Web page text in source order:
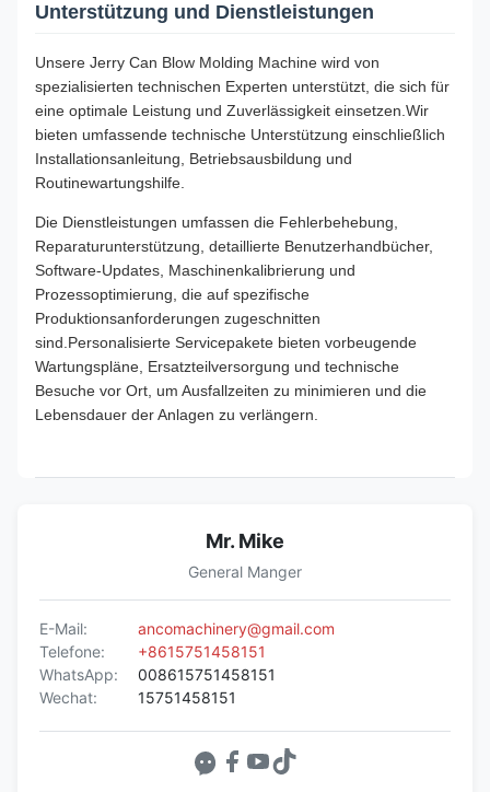
Unterstützung und Dienstleistungen
Unsere Jerry Can Blow Molding Machine wird von
spezialisierten technischen Experten unterstützt, die sich für
eine optimale Leistung und Zuverlässigkeit einsetzen.Wir
bieten umfassende technische Unterstützung einschließlich
Installationsanleitung, Betriebsausbildung und
Routinewartungshilfe.
Die Dienstleistungen umfassen die Fehlerbehebung,
Reparaturunterstützung, detaillierte Benutzerhandbücher,
Software-Updates, Maschinenkalibrierung und
Prozessoptimierung, die auf spezifische
Produktionsanforderungen zugeschnitten
sind.Personalisierte Servicepakete bieten vorbeugende
Wartungspläne, Ersatzteilversorgung und technische
Besuche vor Ort, um Ausfallzeiten zu minimieren und die
Lebensdauer der Anlagen zu verlängern.
Mr. Mike
General Manger
E-Mail:
ancomachinery@gmail.com
Telefone:
+8615751458151
WhatsApp:
008615751458151
Wechat:
15751458151